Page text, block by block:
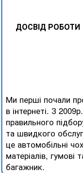
ДОСВІД РОБОТИ
Ми перші почали
в інтернеті. З
правильного
та швидкого
це автомобільні
матеріалів, гумові
багажник.